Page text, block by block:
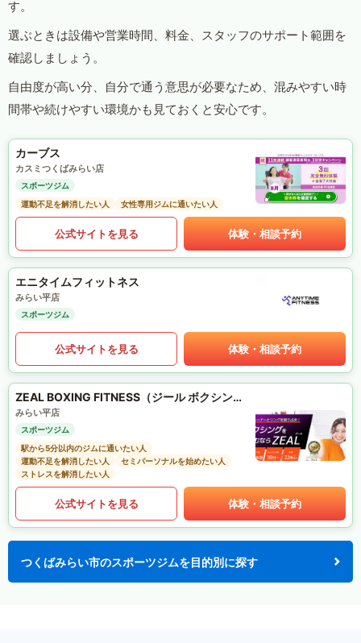
す。
選ぶときは設備や営業時間、料金、スタッフのサポート範囲を
確認しましょう。
自由度が高い分、自分で通う意思が必要なため、混みやすい時
間帯や続けやすい環境かも見ておくと安心です。
カーブス
カスミつくばみらい店
スポーツジム
運動不足を解消したい人
女性専用ジムに通いたい人
公式サイトを見る 体験・相談予約
エニタイムフィットネス
みらい平店
スポーツジム
公式サイトを見る 体験・相談予約
ZEAL BOXING FITNESS（ジール ボクシング フィットネス）
みらい平店
スポーツジム
駅から5分以内のジムに通いたい人
運動不足を解消したい人
セミパーソナルを始めたい人
ストレスを解消したい人
公式サイトを見る 体験・相談予約
つくばみらい市のスポーツジムを目的別に探す